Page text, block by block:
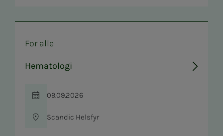
For alle
Hematologi
Tid
09.09.2026
Sted
Scandic Helsfyr